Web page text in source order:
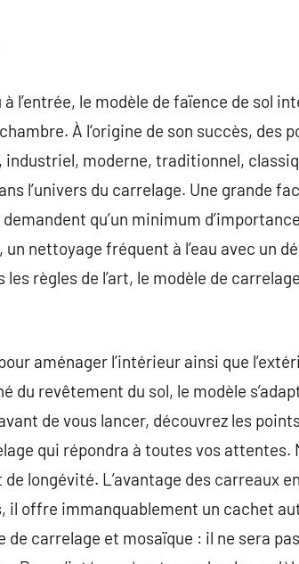
l’entrée, le modèle de faïence de sol
À l’origine de son succès, des
moderne, traditionnel,
l’univers du carrelage. Une grande
qu’un minimum
nettoyage fréquent à l’eau avec un
règles de l’art, le modèle de
aménager l’intérieur ainsi que
du revêtement du sol, le modèle
de vous lancer, découvrez les
qui répondra à toutes vos attentes.
longévité. L’avantage des carreaux
il offre immanquablement un cachet
carrelage et mosaïque : il ne sera